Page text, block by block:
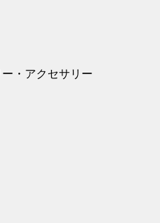
・アクセサリー